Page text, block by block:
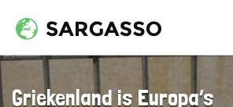
Griekenland is Europa’s